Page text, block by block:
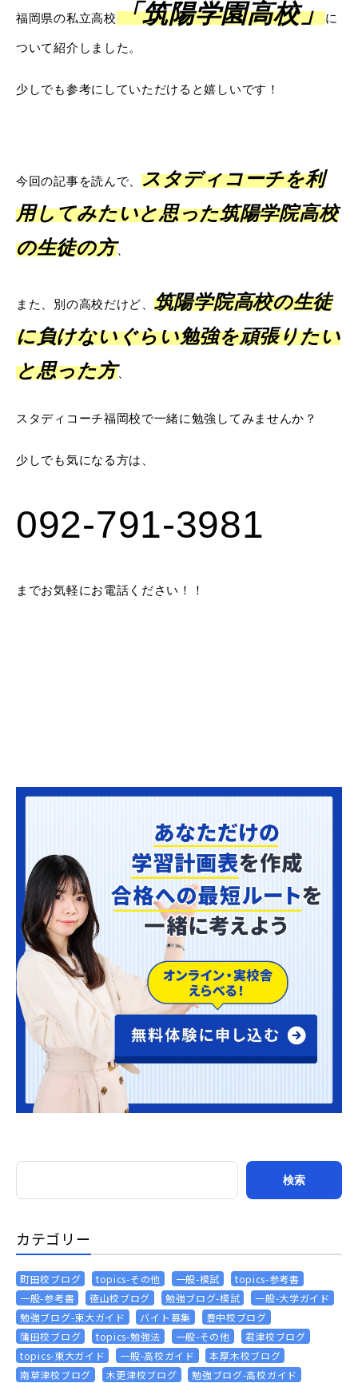
福岡県の私立高校「筑陽学園高校」に
ついて紹介しました。
少しでも参考にしていただけると嬉しいです！
今回の記事を読んで、 スタディコーチを利
用してみたいと思った筑陽学院高校
の生徒の方
また、別の高校だけど、 筑陽学院高校の生徒
に負けないぐらい勉強を頑張りたい
と思った方
スタディコーチ福岡校で一緒に勉強してみませんか？
少しでも気になる方は、
092‐791‐3981
までお気軽にお電話ください！！
カテゴリー
町田校ブログ topics-その他 一般-模試
topics-参考書
一般-参考書
徳山校ブログ 勉強ブログ-模試
一般-大学ガイド
勉強ブログ-東大ガイド
バイト募集
豊中校ブログ
蒲田校ブログ
topics-勉強法 一般-その他
君津校ブログ
topics-東大ガイド
一般-高校ガイド
本厚木校ブログ
南草津校ブログ
木更津校ブログ
勉強ブログ-高校ガイド